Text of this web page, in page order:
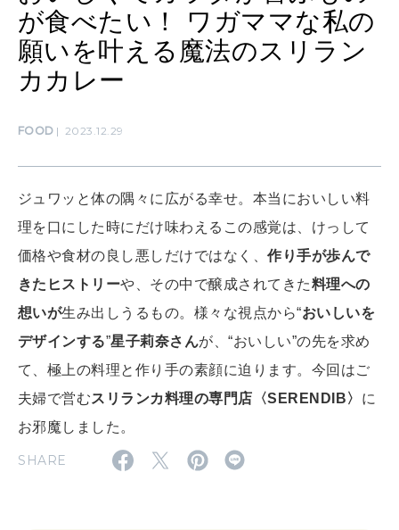
2026年7月号「鎌倉 ローカルが 教えてくれた 本当の歩き方。」
2026年6月号「大銀座 トレンドが生まれる 新しい一流店へ。」
2026年5月号「“大好き”に出会いに。韓国」
2026年3月号「スイーツ予想図 2026」
2026年2月号「良運を掴む 新・開運術。」
2026年1月号「猫がいれば、幸せ」
2025年12月号「お酒の新常識。」
MAGAZINE MOOK
が食べたい！ ワガママな私の
願いを叶える魔法のスリラン
カカレー
FOOD 2023.12.29
ジュワッと体の隅々に広がる幸せ。本当においしい料
理を口にした時にだけ味わえるこの感覚は、けっして
価格や食材の良し悪しだけではなく、作り手が歩んで
きたヒストリーや、その中で醸成されてきた料理への
想いが生み出しうるもの。様々な視点から“おいしいを
デザインする”星子莉奈さんが、“おいしい”の先を求め
て、極上の料理と作り手の素顔に迫ります。今回はご
夫婦で営むスリランカ料理の専門店〈SERENDIB〉 に
お邪魔しました。
SHARE